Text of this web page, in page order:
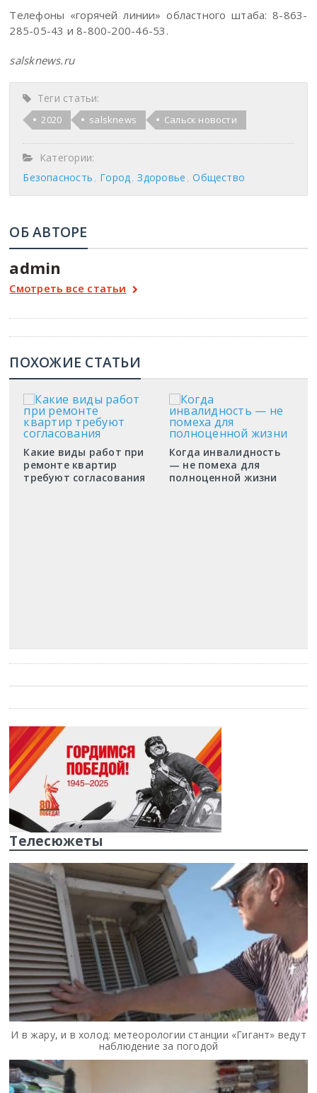
Телефоны «горячей линии» областного штаба: 8-863-
285-05-43 и 8-800-200-46-53.
salsknews.ru
Теги статьи:
2020 salsknews Сальск новости
Категории:
Безопасность
Город Здоровье Общество
ОБ АВТОРЕ
admin
Смотреть все статьи
ПОХОЖИЕ СТАТЬИ
Какие виды работ при
ремонте квартир
требуют согласования
Когда инвалидность
— не помеха для
полноценной жизни
Телесюжеты
И в жару, и в холод: метеорологии станции «Гигант» ведут
наблюдение за погодой